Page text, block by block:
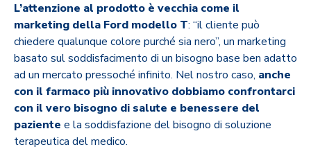
L’attenzione al prodotto è vecchia come il
marketing della Ford modello T: “il cliente può
chiedere qualunque colore purché sia nero”, un marketing
basato sul soddisfacimento di un bisogno base ben adatto
ad un mercato pressoché infinito. Nel nostro caso, anche
con il farmaco più innovativo dobbiamo confrontarci
con il vero bisogno di salute e benessere del
paziente e la soddisfazione del bisogno di soluzione
terapeutica del medico.